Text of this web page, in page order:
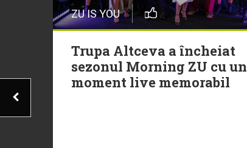
ZU IS YOU
Trupa Altceva a încheiat
sezonul Morning ZU cu un
moment live memorabil